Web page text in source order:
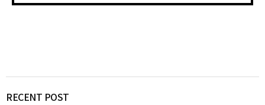
RECENT POST